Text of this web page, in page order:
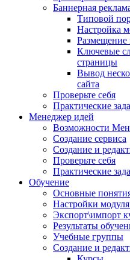
Баннерная
Типовой
Настройка
Размещение
Ключевые
страницы
Вывод
сайта
Проверьте себя
Практические
Менеджер идей
Возможности
Создание сервиса
Создание и
Проверьте себя
Практические
Обучение
Основные
Настройки
Экспорт\импорт
Результаты
Учебные группы
Создание и